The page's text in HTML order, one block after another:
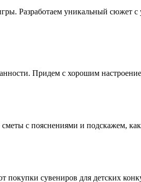
Разработаем уникальный сюжет с
Придем с хорошим
с пояснениями и подскажем,
покупки сувениров для детских